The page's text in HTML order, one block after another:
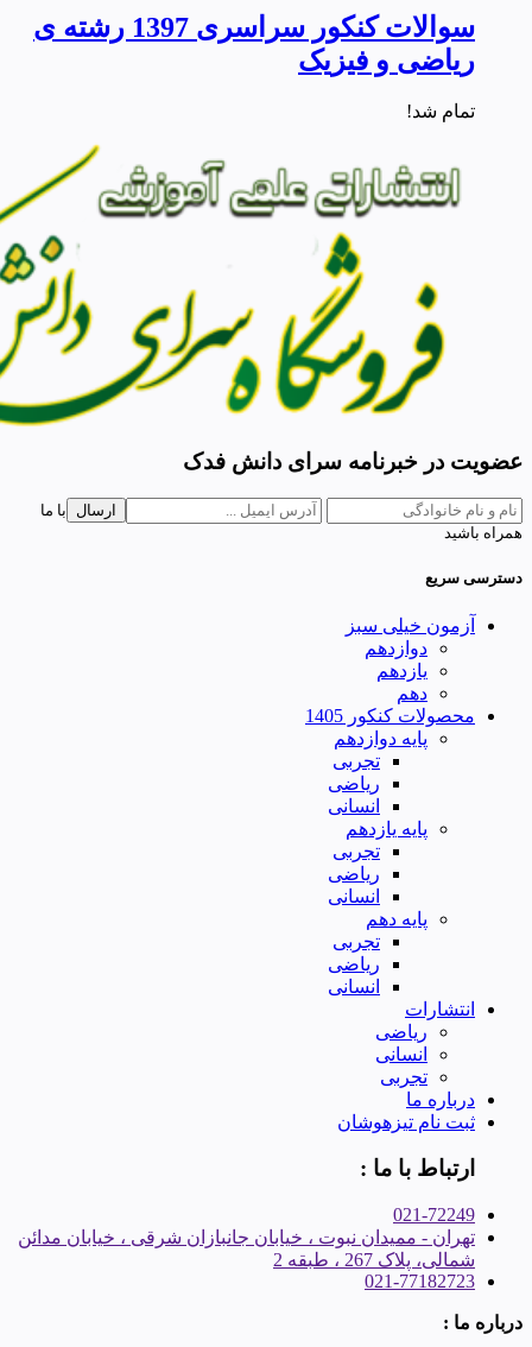
سوالات کنکور سراسری 1397 رشته ی
ریاضی و فیزیک
تمام شد!
عضویت در خبرنامه سرای دانش فدک
ارسال
با ما
همراه باشید
دسترسی سریع
آزمون خیلی سبز
دوازدهم
یازدهم
دهم
محصولات کنکور 1405
پایه دوازدهم
تجربی
ریاضی
انسانی
پایه یازدهم
تجربی
ریاضی
انسانی
پایه دهم
تجربی
ریاضی
انسانی
انتشارات
ریاضی
انسانی
تجربی
درباره ما
ثبت نام تیزهوشان
ارتباط با ما :
021-72249
تهران - ممیدان نبوت ، خیابان جانبازان شرقی ، خیابان مدائن
شمالی، پلاک 267 ، طبقه 2
021-77182723
درباره ما :